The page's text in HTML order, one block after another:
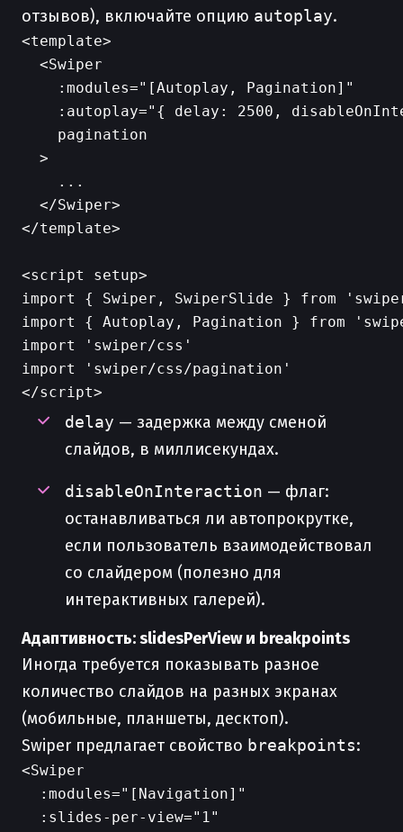
отзывов), включайте опцию autoplay.
<template>
  <Swiper
    :modules="[Autoplay, Pagination]"
:autoplay="{ delay: 2500,
    pagination
  >
    ...
  </Swiper>
</template>
<script setup>
import { Swiper, SwiperSlide } from
import { Autoplay, Pagination } from
import 'swiper/css'
import 'swiper/css/pagination'
delay — задержка между сменой
слайдов, в миллисекундах.
disableOnInteraction — флаг:
останавливаться ли автопрокрутке,
если пользователь взаимодействовал
со слайдером (полезно для
интерактивных галерей).
Адаптивность: slidesPerView и breakpoints
Иногда требуется показывать разное
количество слайдов на разных экранах
(мобильные, планшеты, десктоп).
Swiper предлагает свойство breakpoints:
<Swiper
  :modules="[Navigation]"
  :slides-per-view="1"